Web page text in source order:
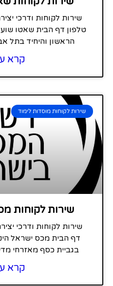
שירות לקוחות ודרכי
טלפון דף הבית שאטו
הראשון והיחיד בתל
קרא
שירות לקוחות מוסדות לימוד
שירות לקוחות
שירות לקוחות ודרכי
דף הבית מכס ישראל
בגביית כסף מאזרחי
קרא